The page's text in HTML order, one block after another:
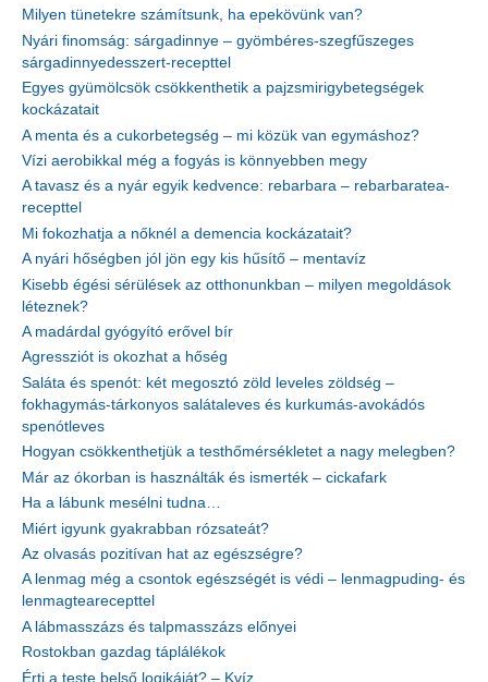
Milyen tünetekre számítsunk, ha epekövünk van?
Nyári finomság: sárgadinnye – gyömbéres-szegfűszeges
sárgadinnyedesszert-recepttel
Egyes gyümölcsök csökkenthetik a pajzsmirigybetegségek
kockázatait
A menta és a cukorbetegség – mi közük van egymáshoz?
Vízi aerobikkal még a fogyás is könnyebben megy
A tavasz és a nyár egyik kedvence: rebarbara – rebarbaratea-
recepttel
Mi fokozhatja a nőknél a demencia kockázatait?
A nyári hőségben jól jön egy kis hűsítő – mentavíz
Kisebb égési sérülések az otthonunkban – milyen megoldások
léteznek?
A madárdal gyógyító erővel bír
Agressziót is okozhat a hőség
Saláta és spenót: két megosztó zöld leveles zöldség –
fokhagymás-tárkonyos salátaleves és kurkumás-avokádós
spenótleves
Hogyan csökkenthetjük a testhőmérsékletet a nagy melegben?
Már az ókorban is használták és ismerték – cickafark
Ha a lábunk mesélni tudna…
Miért igyunk gyakrabban rózsateát?
Az olvasás pozitívan hat az egészségre?
A lenmag még a csontok egészségét is védi – lenmagpuding- és
lenmagtearecepttel
A lábmasszázs és talpmasszázs előnyei
Rostokban gazdag táplálékok
Érti a teste belső logikáját? – Kvíz